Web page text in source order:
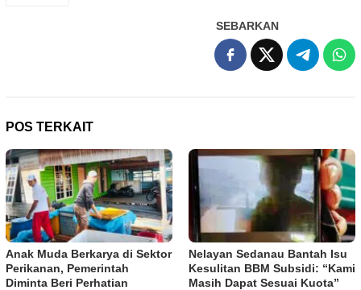
SEBARKAN
POS TERKAIT
Anak Muda Berkarya di Sektor
Perikanan, Pemerintah
Diminta Beri Perhatian
Nelayan Sedanau Bantah Isu
Kesulitan BBM Subsidi: “Kami
Masih Dapat Sesuai Kuota”